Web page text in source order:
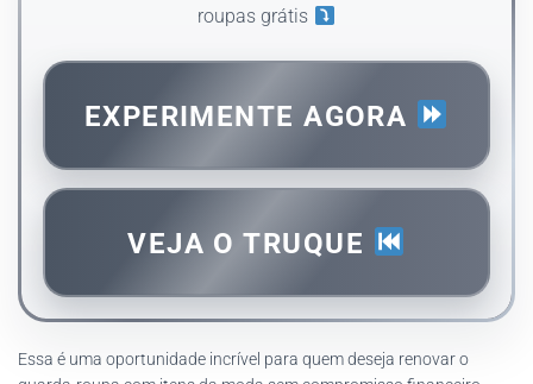
roupas grátis
EXPERIMENTE AGORA
VEJA O TRUQUE
Essa é uma oportunidade incrível para quem deseja renovar o